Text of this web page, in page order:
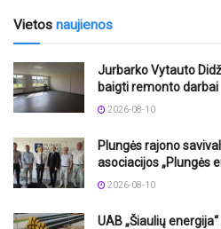
Vietos naujienos
Jurbarko Vytauto
baigti remonto darbai
2026-08-10
Plungės rajono
asociacijos „Plungės
2026-08-10
UAB „Šiaulių